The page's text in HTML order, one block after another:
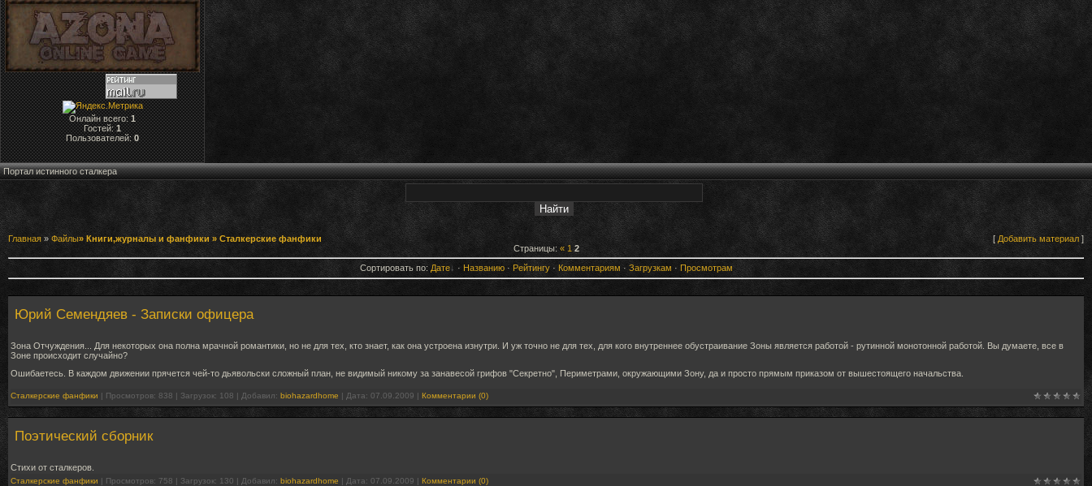
Онлайн всего:1
Гостей:1
Пользователей:0
Портал истинного сталкера
Главная» Файлы» Книги,журналы и фанфики » Сталкерские фанфики [ Добавить материал ]
Страницы: « 1 2
Сортировать по: Дате · Названию· Рейтингу· Комментариям · Загрузкам · Просмотрам
Юрий Семендяев - Записки офицера
Зона Отчуждения... Для некоторых она полна мрачной романтики, но не для тех, кто знает, как она устроена изнутри. И уж точно не для тех, для кого внутреннее обустраивание Зоны является работой - рутинной монотонной работой. Вы думаете, все в
Зоне происходит случайно?
Ошибаетесь. В каждом движении прячется чей-то дьявольски сложный план, не видимый никому за занавесой грифов "Секретно", Периметрами, окружающими Зону, да и просто прямым приказом от вышестоящего начальства.
Сталкерские фанфики | Просмотров: 838 | Загрузок: 108 | Добавил: biohazardhome | Дата: 07.09.2009 | Комментарии (0)
Поэтический сборник
Стихи от сталкеров.
Сталкерские фанфики | Просмотров: 758 | Загрузок: 130 | Добавил: biohazardhome | Дата: 07.09.2009 | Комментарии (0)